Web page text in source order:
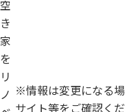
空
き
家
を
リ
ノ ※情報は変更になる
サイト等をご確認くだ